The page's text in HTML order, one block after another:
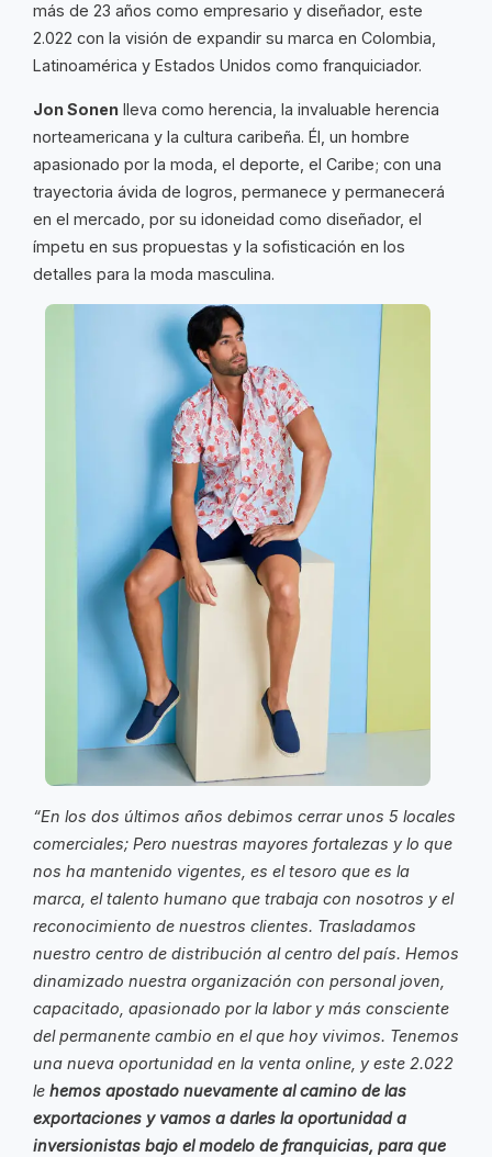
más de 23 años como empresario y diseñador, este
2.022 con la visión de expandir su marca en Colombia,
Latinoamérica y Estados Unidos como franquiciador.
Jon Sonen lleva como herencia, la invaluable herencia
norteamericana y la cultura caribeña. Él, un hombre
apasionado por la moda, el deporte, el Caribe; con una
trayectoria ávida de logros, permanece y permanecerá
en el mercado, por su idoneidad como diseñador, el
ímpetu en sus propuestas y la sofisticación en los
detalles para la moda masculina.
“En los dos últimos años debimos cerrar unos 5 locales
comerciales; Pero nuestras mayores fortalezas y lo que
nos ha mantenido vigentes, es el tesoro que es la
marca, el talento humano que trabaja con nosotros y el
reconocimiento de nuestros clientes. Trasladamos
nuestro centro de distribución al centro del país. Hemos
dinamizado nuestra organización con personal joven,
capacitado, apasionado por la labor y más consciente
del permanente cambio en el que hoy vivimos. Tenemos
una nueva oportunidad en la venta online, y este 2.022
le hemos apostado nuevamente al camino de las
exportaciones y vamos a darles la oportunidad a
inversionistas bajo el modelo de franquicias, para que